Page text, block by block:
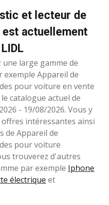
et lecteur de
actuellement
large gamme de
Appareil de
pour voiture en vente
catalogue actuel de
- 19/08/2026. Vous y
intéressantes ainsi
de Appareil de
pour voiture
trouverez d'autres
par exemple Iphone
électrique et